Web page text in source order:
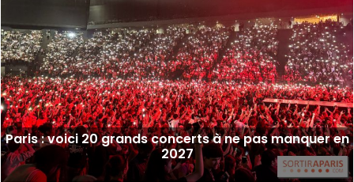
Paris : voici 20 grands concerts à ne pas manquer en
2027